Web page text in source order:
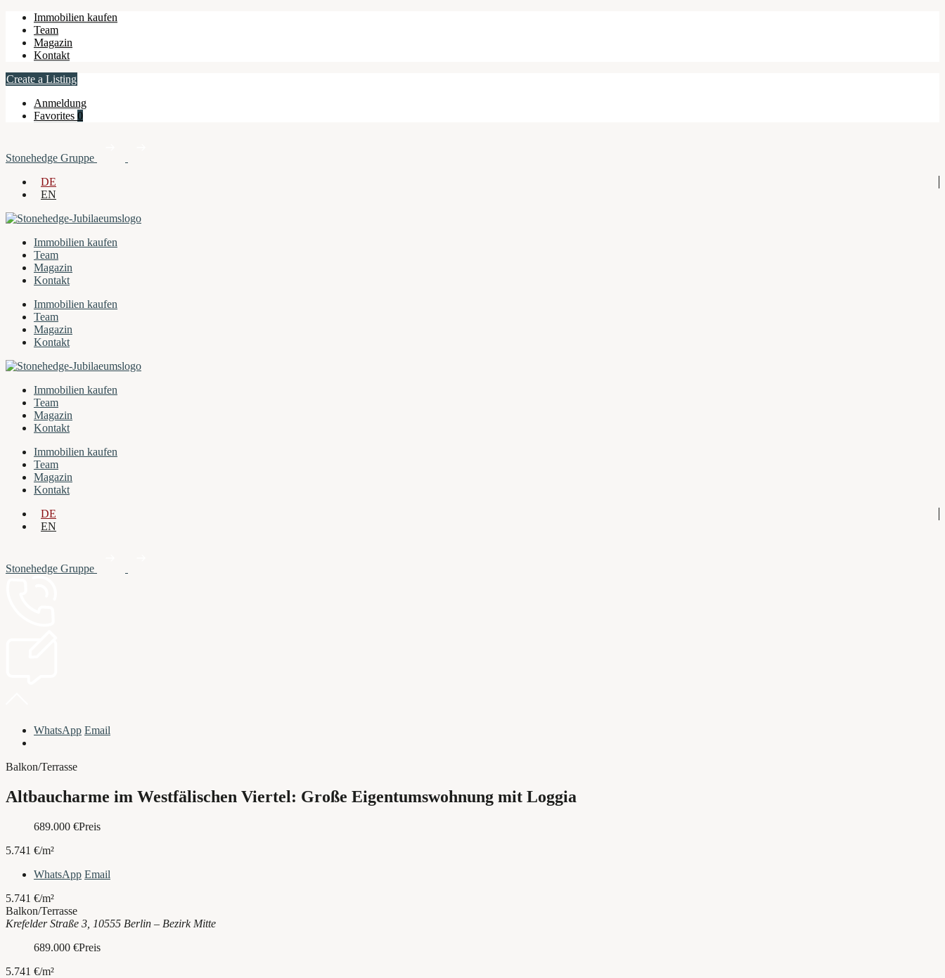
Immobilien kaufen
Team
Magazin
Kontakt
Create a Listing
Anmeldung
Favorites 0
Stonehedge Gruppe
DE
EN
Immobilien kaufen
Team
Magazin
Kontakt
Immobilien kaufen
Team
Magazin
Kontakt
Immobilien kaufen
Team
Magazin
Kontakt
Immobilien kaufen
Team
Magazin
Kontakt
DE
EN
Stonehedge Gruppe
WhatsApp Email
Balkon/Terrasse
Altbaucharme im Westfälischen Viertel: Große Eigentumswohnung mit Loggia
689.000 €Preis
5.741 €/m²
WhatsApp Email
5.741 €/m²
Balkon/Terrasse
Krefelder Straße 3, 10555 Berlin – Bezirk Mitte
689.000 €Preis
5.741 €/m²